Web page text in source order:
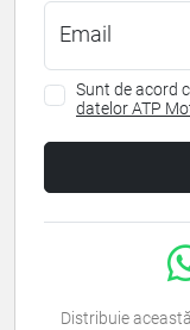
Email
Sunt de acord
datelor ATP
Distribuie